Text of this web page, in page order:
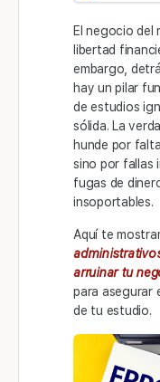
El negocio del
libertad
embargo,
hay un pilar
de estudios
sólida. La
hunde por
sino por fallas
fugas de
insoportables.
Aquí te
arruinar tu
para asegurar
de tu estudio.